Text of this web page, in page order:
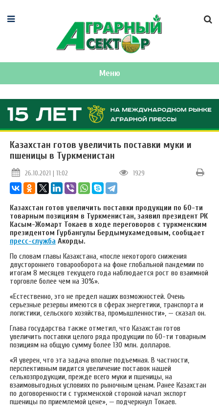
Меню
Казахстан готов увеличить поставки муки и
пшеницы в Туркменистан
26.10.2021 | 11:02 1929
Казахстан готов увеличить поставки продукции по 60-ти
товарным позициям в Туркменистан, заявил президент РК
Касым-Жомарт Токаев в ходе переговоров с туркменским
президентом Гурбангулы Бердымухамедовым, сообщает
пресс-служба Акорды.
По словам главы Казахстана, «после некоторого снижения
двустороннего товарооборота на фоне глобальной пандемии по
итогам 8 месяцев текущего года наблюдается рост во взаимной
торговле более чем на 30%».
«Естественно, это не предел наших возможностей. Очень
серьезные резервы имеются в сферах энергетики, транспорта и
логистики, сельского хозяйства, промышленности», — сказал он.
Глава государства также отметил, что Казахстан готов
увеличить поставки целого ряда продукции по 60-ти товарным
позициям на общую сумму более 130 млн. долларов.
«Я уверен, что эта задача вполне подъемная. В частности,
перспективным видится увеличение поставок нашей
сельхозпродукции, прежде всего муки и пшеницы, на
взаимовыгодных условиях по рыночным ценам. Ранее Казахстан
по договоренности с туркменской стороной начал экспорт
пшеницы по приемлемой цене», — подчеркнул Токаев.